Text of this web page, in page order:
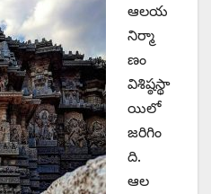
ఆలయ
నిర్మా
ణం
విశిష్ఠస్థా
యిలో
జరిగిం
ది.
ఆల